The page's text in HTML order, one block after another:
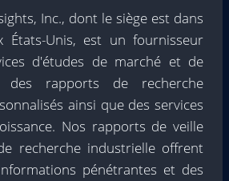
Inc., dont le siège est dans
États-Unis, est un fournisseur
d'études de marché et de
des rapports de recherche
ainsi que des services
Nos rapports de veille
recherche industrielle offrent
pénétrantes et des